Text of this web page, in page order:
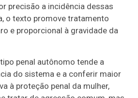
precisão a incidência dessas
o texto promove tratamento
e proporcional à gravidade da
penal autônomo tende a
do sistema e a conferir maior
à proteção penal da mulher,